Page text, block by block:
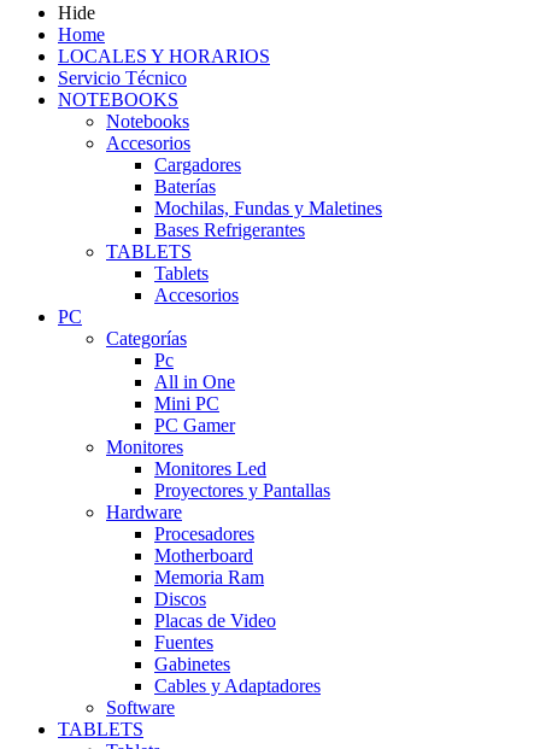
Hide
Home
LOCALES Y HORARIOS
Servicio Técnico
NOTEBOOKS
Notebooks
Accesorios
Cargadores
Baterías
Mochilas, Fundas y Maletines
Bases Refrigerantes
TABLETS
Tablets
Accesorios
PC
Categorías
Pc
All in One
Mini PC
PC Gamer
Monitores
Monitores Led
Proyectores y Pantallas
Hardware
Procesadores
Motherboard
Memoria Ram
Discos
Placas de Video
Fuentes
Gabinetes
Cables y Adaptadores
Software
TABLETS